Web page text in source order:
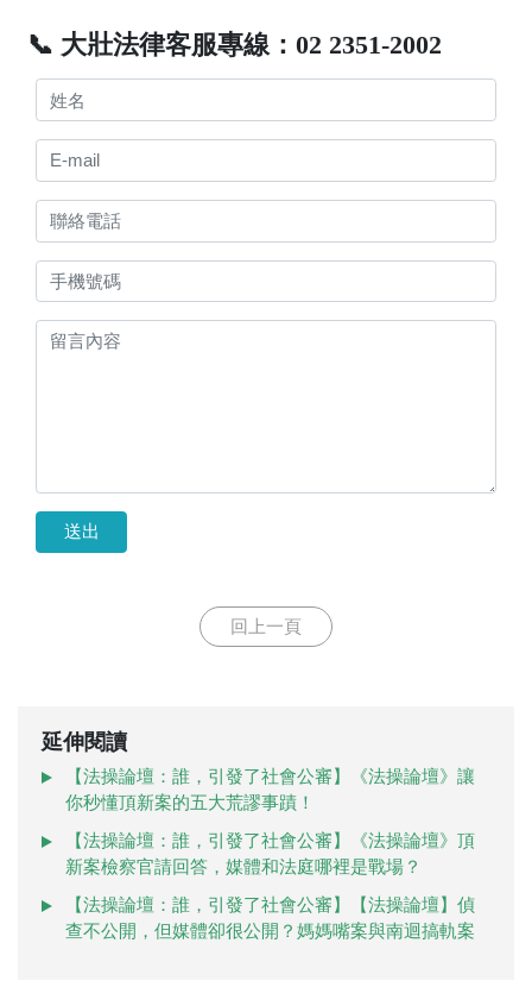
📞 大壯法律客服專線：02 2351-2002
送出
回上一頁
延伸閱讀
【法操論壇：誰，引發了社會公審】《法操論壇》讓
你秒懂頂新案的五大荒謬事蹟！
【法操論壇：誰，引發了社會公審】《法操論壇》頂
新案檢察官請回答，媒體和法庭哪裡是戰場？
【法操論壇：誰，引發了社會公審】【法操論壇】偵
查不公開，但媒體卻很公開？媽媽嘴案與南迴搞軌案